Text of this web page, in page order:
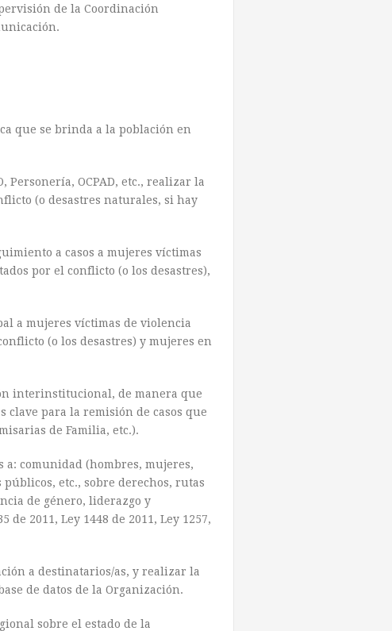
de la Coordinación
que se brinda a la población en
Personería, OCPAD, etc., realizar la
(o desastres naturales, si hay
a casos a mujeres víctimas
por el conflicto (o los desastres),
a mujeres víctimas de violencia
(o los desastres) y mujeres en
interinstitucional, de manera que
clave para la remisión de casos que
de Familia, etc.).
comunidad (hombres, mujeres,
etc., sobre derechos, rutas
de género, liderazgo y
de 2011, Ley 1448 de 2011, Ley 1257,
a destinatarios/as, y realizar la
de datos de la Organización.
sobre el estado de la